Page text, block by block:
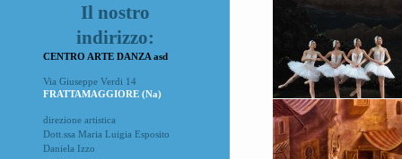
Il nostro
indirizzo:
CENTRO ARTE DANZA asd
Via Giuseppe Verdi 14
FRATTAMAGGIORE (Na)
direzione artistica
Dott.ssa Maria Luigia Esposito
Daniela Izzo